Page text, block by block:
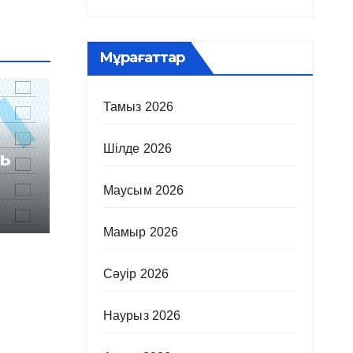
Мұрағаттар
Тамыз 2026
Шілде 2026
Маусым 2026
Мамыр 2026
Сәуір 2026
Наурыз 2026